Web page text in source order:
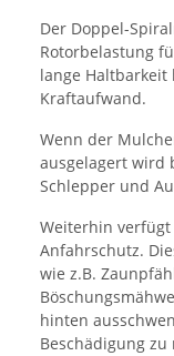
Der Doppel-
Rotorbelastung
lange
Kraftaufwand.
Wenn der
ausgelagert wird
Schlepper und
Weiterhin verfügt
Anfahrschutz.
wie z.B.
hinten
Beschädigung